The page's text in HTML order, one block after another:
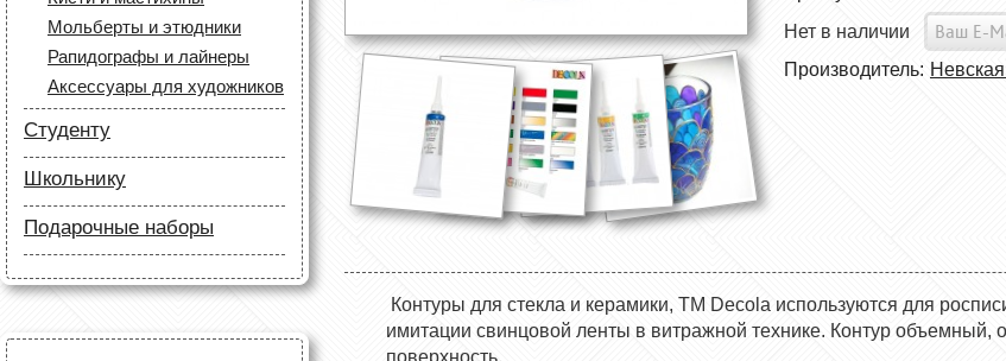
Мольберты и этюдники
Рапидографы и лайнеры
Аксессуары для художников
Студенту
Бумага
Лайнеры
Маркеры
Карандаши
Все для черчения
Школьнику
Бумага
Маркеры
Все для черчения
Все для творчества
Подарочные наборы
Карандаши
Краски и кисти
Нет в наличии
Производитель:
Контуры для стекла и керамики, ТМ Decola используются для
имитации свинцовой ленты в витражной технике. Контур объемный,
поверхность.